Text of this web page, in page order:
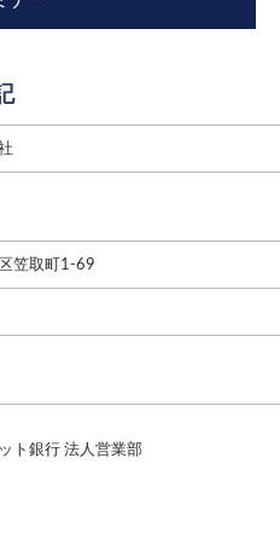
笠取町1-69
ト銀行 法人営業部